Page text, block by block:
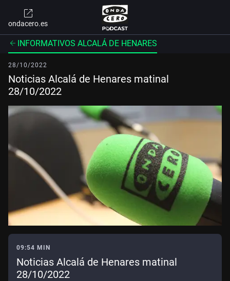
ondacero.es
INFORMATIVOS ALCALÁ DE HENARES
28/10/2022
Noticias Alcalá de Henares matinal
28/10/2022
09:54 MIN
Noticias Alcalá de Henares matinal
28/10/2022